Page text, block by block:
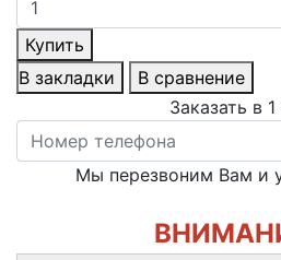
Купить
В закладки
В сравнение
Заказать в
Мы перезвоним Вам и